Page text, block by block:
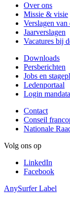
Over ons
Missie & visie
Verslagen van
Jaarverslagen
Vacatures bij
Downloads
Persberichten
Jobs en
Ledenportaal
Login
Contact
Conseil
Nationale
Volg ons op
LinkedIn
Facebook
AnySurfer Label